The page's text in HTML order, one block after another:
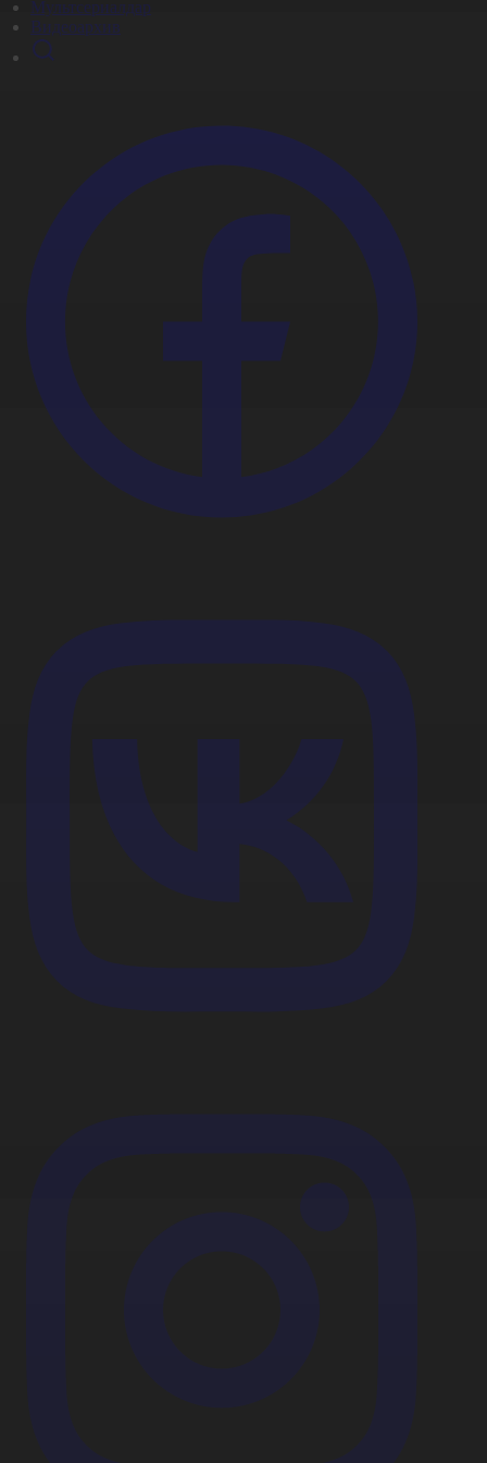
Мультсериалдар
Видеоархив